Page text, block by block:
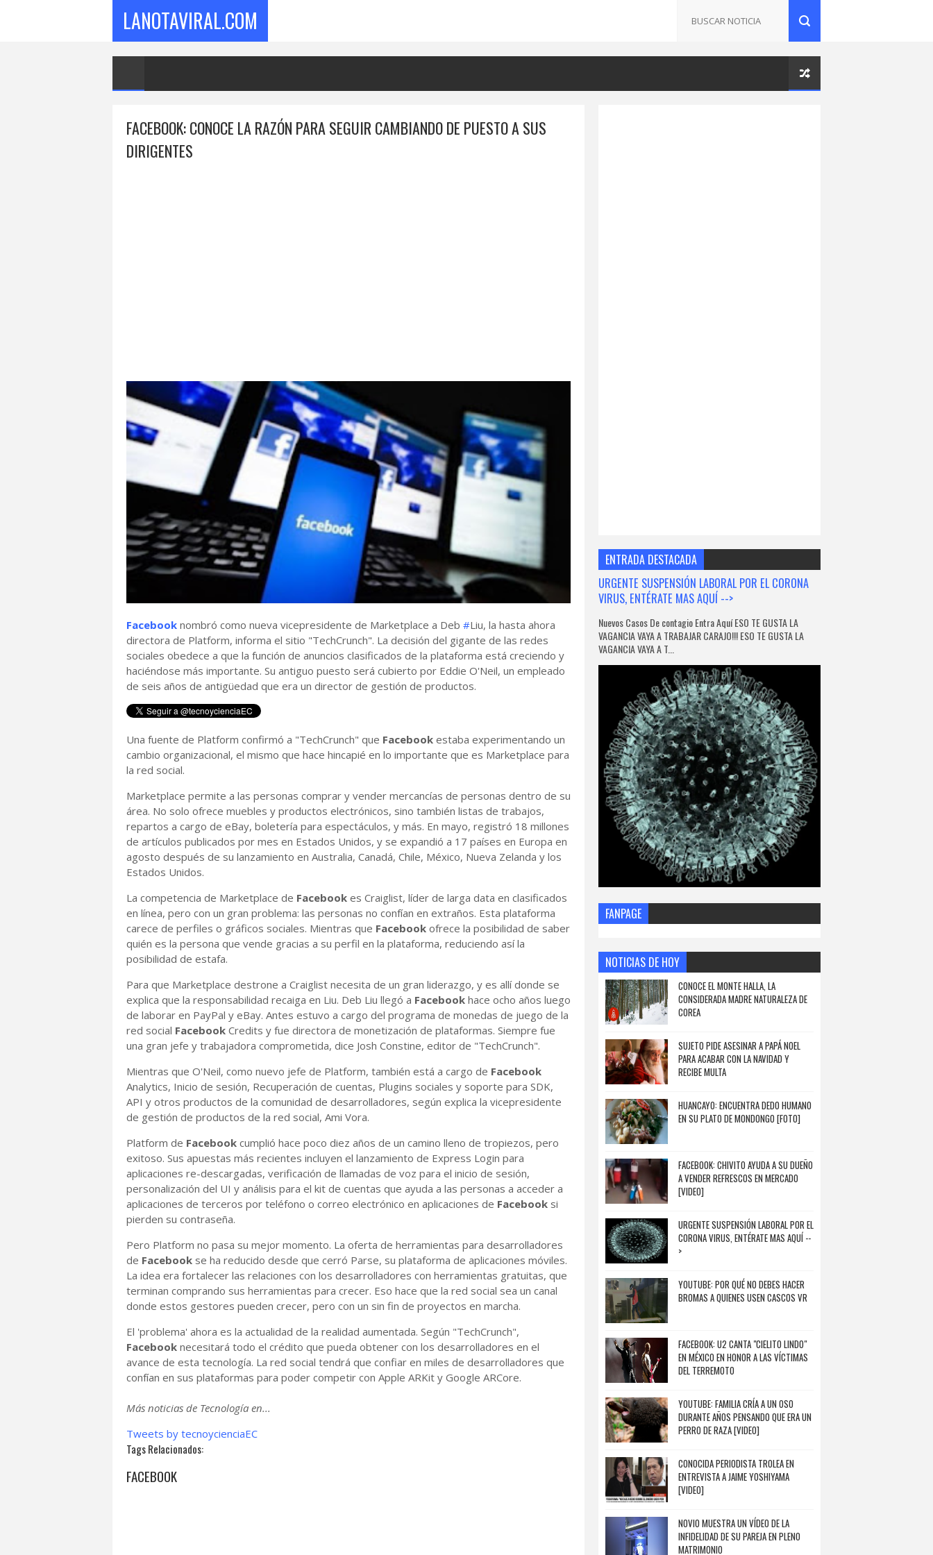
LANOTAVIRAL.COM
FACEBOOK: CONOCE LA RAZÓN PARA SEGUIR CAMBIANDO DE PUESTO A SUS
DIRIGENTES
Facebook nombró como nueva vicepresidente de Marketplace a Deb #Liu, la hasta ahora
directora de Platform, informa el sitio "TechCrunch". La decisión del gigante de las redes
sociales obedece a que la función de anuncios clasificados de la plataforma está creciendo y
haciéndose más importante. Su antiguo puesto será cubierto por Eddie O'Neil, un empleado
de seis años de antigüedad que era un director de gestión de productos.
Una fuente de Platform confirmó a "TechCrunch" que Facebook estaba experimentando un
cambio organizacional, el mismo que hace hincapié en lo importante que es Marketplace para
la red social.
Marketplace permite a las personas comprar y vender mercancías de personas dentro de su
área. No solo ofrece muebles y productos electrónicos, sino también listas de trabajos,
repartos a cargo de eBay, boletería para espectáculos, y más. En mayo, registró 18 millones
de artículos publicados por mes en Estados Unidos, y se expandió a 17 países en Europa en
agosto después de su lanzamiento en Australia, Canadá, Chile, México, Nueva Zelanda y los
Estados Unidos.
La competencia de Marketplace de Facebook es Craiglist, líder de larga data en clasificados
en línea, pero con un gran problema: las personas no confían en extraños. Esta plataforma
carece de perfiles o gráficos sociales. Mientras que Facebook ofrece la posibilidad de saber
quién es la persona que vende gracias a su perfil en la plataforma, reduciendo así la
posibilidad de estafa.
Para que Marketplace destrone a Craiglist necesita de un gran liderazgo, y es allí donde se
explica que la responsabilidad recaiga en Liu. Deb Liu llegó a Facebook hace ocho años luego
de laborar en PayPal y eBay. Antes estuvo a cargo del programa de monedas de juego de la
red social Facebook Credits y fue directora de monetización de plataformas. Siempre fue
una gran jefe y trabajadora comprometida, dice Josh Constine, editor de "TechCrunch".
Mientras que O'Neil, como nuevo jefe de Platform, también está a cargo de Facebook
Analytics, Inicio de sesión, Recuperación de cuentas, Plugins sociales y soporte para SDK,
API y otros productos de la comunidad de desarrolladores, según explica la vicepresidente
de gestión de productos de la red social, Ami Vora.
Platform de Facebook cumplió hace poco diez años de un camino lleno de tropiezos, pero
exitoso. Sus apuestas más recientes incluyen el lanzamiento de Express Login para
aplicaciones re-descargadas, verificación de llamadas de voz para el inicio de sesión,
personalización del UI y análisis para el kit de cuentas que ayuda a las personas a acceder a
aplicaciones de terceros por teléfono o correo electrónico en aplicaciones de Facebook si
pierden su contraseña.
Pero Platform no pasa su mejor momento. La oferta de herramientas para desarrolladores
de Facebook se ha reducido desde que cerró Parse, su plataforma de aplicaciones móviles.
La idea era fortalecer las relaciones con los desarrolladores con herramientas gratuitas, que
terminan comprando sus herramientas para crecer. Eso hace que la red social sea un canal
donde estos gestores pueden crecer, pero con un sin fin de proyectos en marcha.
El 'problema' ahora es la actualidad de la realidad aumentada. Según "TechCrunch",
Facebook necesitará todo el crédito que pueda obtener con los desarrolladores en el
avance de esta tecnología. La red social tendrá que confiar en miles de desarrolladores que
confían en sus plataformas para poder competir con Apple ARKit y Google ARCore.
Más noticias de Tecnología en...
Tweets by tecnoycienciaEC
Tags Relacionados:
FACEBOOK
ENTRADA DESTACADA
URGENTE SUSPENSIÓN LABORAL POR EL CORONA
VIRUS, ENTÉRATE MAS AQUÍ -->
Nuevos Casos De contagio Entra Aquí ESO TE GUSTA LA
VAGANCIA VAYA A TRABAJAR CARAJO!!! ESO TE GUSTA LA
VAGANCIA VAYA A T...
FANPAGE
NOTICIAS DE HOY
CONOCE EL MONTE HALLA, LA
CONSIDERADA MADRE NATURALEZA DE
COREA
SUJETO PIDE ASESINAR A PAPÁ NOEL
PARA ACABAR CON LA NAVIDAD Y
RECIBE MULTA
HUANCAYO: ENCUENTRA DEDO HUMANO
EN SU PLATO DE MONDONGO [FOTO]
FACEBOOK: CHIVITO AYUDA A SU DUEÑO
A VENDER REFRESCOS EN MERCADO
[VIDEO]
URGENTE SUSPENSIÓN LABORAL POR EL
CORONA VIRUS, ENTÉRATE MAS AQUÍ --
>
YOUTUBE: POR QUÉ NO DEBES HACER
BROMAS A QUIENES USEN CASCOS VR
FACEBOOK: U2 CANTA "CIELITO LINDO"
EN MÉXICO EN HONOR A LAS VÍCTIMAS
DEL TERREMOTO
YOUTUBE: FAMILIA CRÍA A UN OSO
DURANTE AÑOS PENSANDO QUE ERA UN
PERRO DE RAZA [VIDEO]
CONOCIDA PERIODISTA TROLEA EN
ENTREVISTA A JAIME YOSHIYAMA
[VIDEO]
NOVIO MUESTRA UN VÍDEO DE LA
INFIDELIDAD DE SU PAREJA EN PLENO
MATRIMONIO